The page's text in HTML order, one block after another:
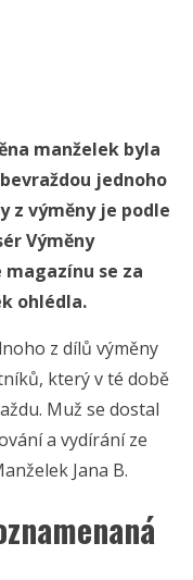
manželek byla
jednoho
z výměny je podle
Výměny
se za
ohlédla.
z dílů výměny
který v té době
Muž se dostal
a vydírání ze
Jana B.